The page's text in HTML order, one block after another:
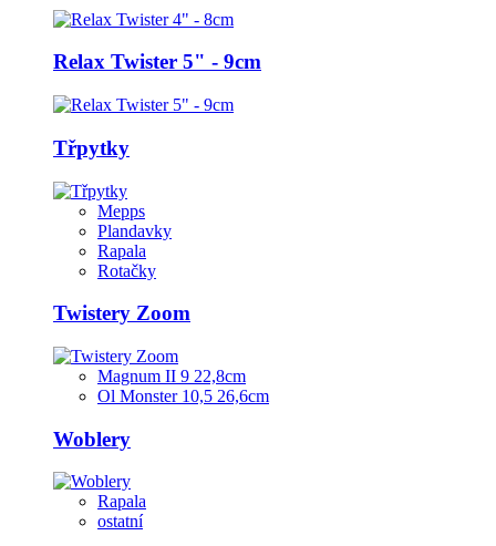
Relax Twister 5" - 9cm
Třpytky
Mepps
Plandavky
Rapala
Rotačky
Twistery Zoom
Magnum II 9 22,8cm
Ol Monster 10,5 26,6cm
Woblery
Rapala
ostatní